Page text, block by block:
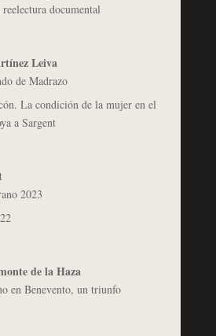
documental
Leiva
de Madrazo
La condición de la mujer en el
a Sargent
2023
de la Haza
en Benevento, un triunfo